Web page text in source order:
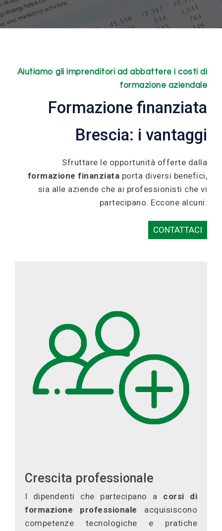
Aiutiamo gli imprenditori ad abbattere i costi di
formazione aziendale
Formazione finanziata
Brescia: i vantaggi
Sfruttare le opportunità offerte dalla
formazione finanziata porta diversi benefici,
sia alle aziende che ai professionisti che vi
partecipano. Eccone alcuni:
CONTATTACI
Crescita professionale
I dipendenti che partecipano a corsi di
formazione professionale acquisiscono
competenze tecnologiche e pratiche